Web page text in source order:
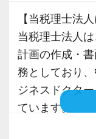
◎サービス業
できる方
◎犬が平気で犬
≪テレワーク体
時間以内！≫
法人担当社員
な正確なお仕
を添えておい
合はこちらの
囲のために考
す！
【当税理士法
当税理士法人
計画の作成・
務としており
ジネスドクタ
ています。